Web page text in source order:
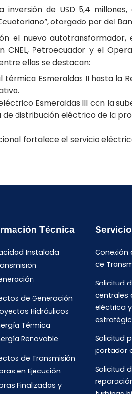
de USD 5,4
otorgado por del
nuevo autotransformador,
Petroecuador y el
ellas se destacan:
Esmeraldas II hasta la
Esmeraldas III con la
distribución eléctrico de la
fortalece el servicio
Técnica
Instalada
de Generación
Hidráulicos
Térmica
Renovable
de Transmisión
en Ejecución
Finalizadas y
Conexión
de
Solicitud
centrales
eléctrica
Solicitud
portador
Solicitud